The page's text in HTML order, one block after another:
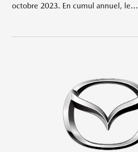
octobre 2023. En cumul annuel, le...